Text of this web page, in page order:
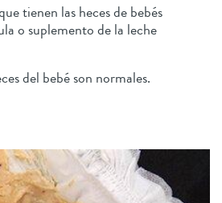
tienen las heces de bebés
o suplemento de la leche
del bebé son normales.